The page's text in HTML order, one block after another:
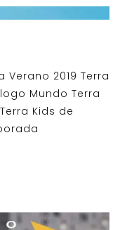
2019 Terra
Mundo Terra
Kids de